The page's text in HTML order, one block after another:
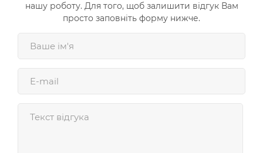
нашу роботу. Для того, щоб залишити відгук Вам
просто заповніть форму нижче.